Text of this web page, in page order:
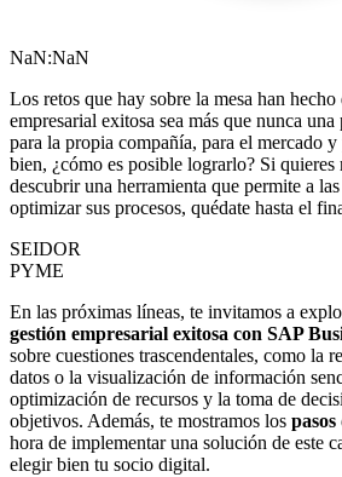
NaN:NaN
Los retos que hay sobre la mesa han
empresarial exitosa sea más que nunca
para la propia compañía, para el mercado
bien, ¿cómo es posible lograrlo? Si quieres
descubrir una herramienta que permite a
optimizar sus procesos, quédate hasta el
SEIDOR
PYME
En las próximas líneas, te invitamos a
gestión empresarial exitosa con SAP
sobre cuestiones trascendentales, como la
datos o la visualización de información
optimización de recursos y la toma de
objetivos. Además, te mostramos los pasos
hora de implementar una solución de este
elegir bien tu socio digital.